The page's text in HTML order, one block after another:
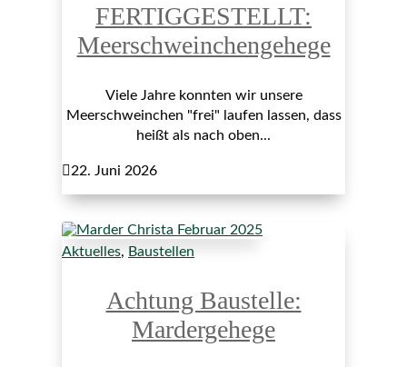
FERTIGGESTELLT:
Meerschweinchengehege
Viele Jahre konnten wir unsere
Meerschweinchen "frei" laufen lassen, dass
heißt als nach oben...
22. Juni 2026
Aktuelles, Baustellen
Achtung Baustelle:
Mardergehege